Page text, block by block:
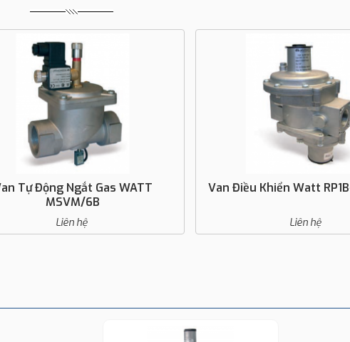
Van Điều Khiển Watt RP1B-RP1B/MM
Liên hệ
Bộ Lọc Cho Gas Và
Liên hệ